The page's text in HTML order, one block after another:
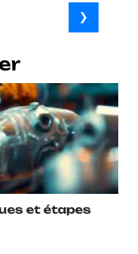
et étapes